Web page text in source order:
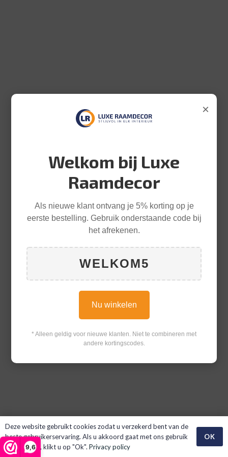
9,6
×
Welkom bij Luxe
Raamdecor
Als nieuwe klant ontvang je 5% korting op je
eerste bestelling. Gebruik onderstaande code bij
het afrekenen.
WELKOM5
Nu winkelen
* Alleen geldig voor nieuwe klanten. Niet te combineren met
andere kortingscodes.
Deze website gebruikt cookies zodat u verzekerd bent van de
beste gebruikerservaring. Als u akkoord gaat met ons gebruik
van cookies, klikt u op "Ok". Privacy policy
OK